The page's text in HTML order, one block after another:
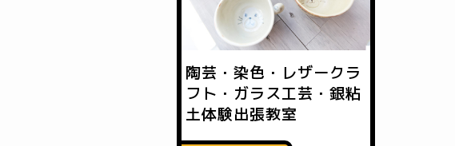
陶芸・染色・レザークラ
フト・ガラス工芸・銀粘
土体験出張教室